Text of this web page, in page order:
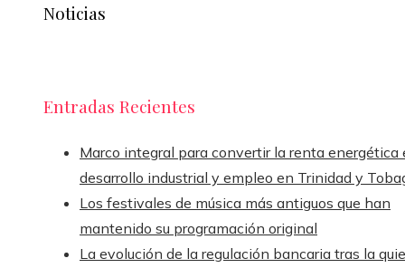
Noticias
Entradas Recientes
Marco integral para convertir la renta energética
desarrollo industrial y empleo en Trinidad y
Los festivales de música más antiguos que han
mantenido su programación original
La evolución de la regulación bancaria tras la